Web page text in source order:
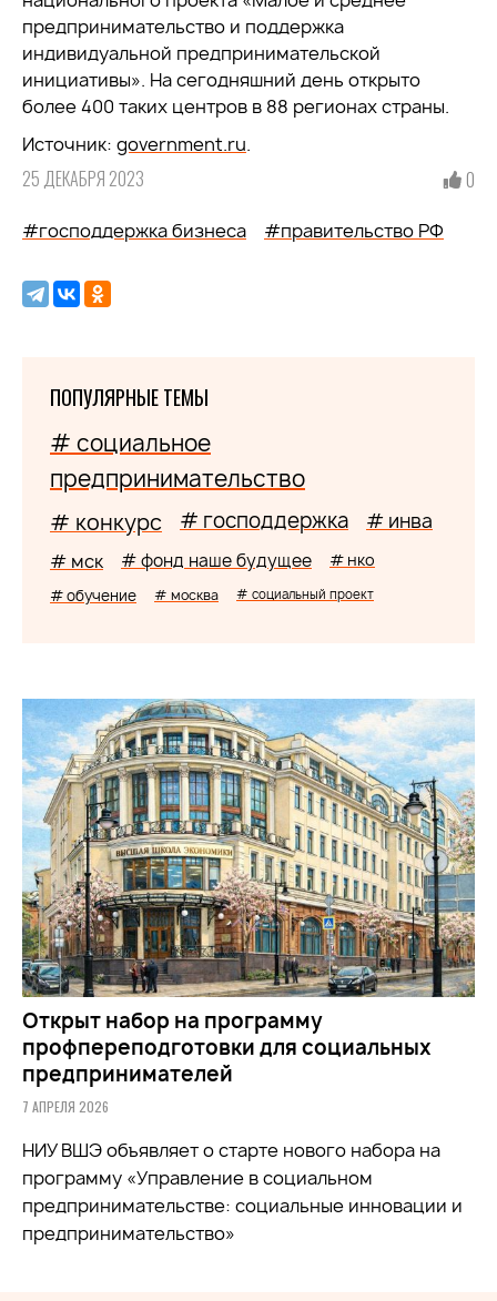
предпринимательство и поддержка
индивидуальной предпринимательской
инициативы». На сегодняшний день открыто
более 400 таких центров в 88 регионах страны.
Источник: government.ru.
25 ДЕКАБРЯ 2023 0
#господдержка бизнеса #правительство РФ
ПОПУЛЯРНЫЕ ТЕМЫ
# социальное
предпринимательство
# конкурс # господдержка # инва
# мск # фонд наше будущее # нко
# обучение # москва # социальный проект
Открыт набор на программу
профпереподготовки для социальных
предпринимателей
7 АПРЕЛЯ 2026
НИУ ВШЭ объявляет о старте нового набора на
программу «Управление в социальном
предпринимательстве: социальные инновации и
предпринимательство»